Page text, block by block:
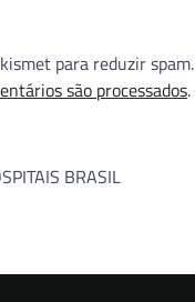
para reduzir spam.
são processados.
BRASIL